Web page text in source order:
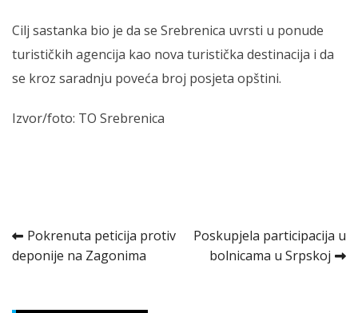
Cilj sastanka bio je da se Srebrenica uvrsti u ponude
turističkih agencija kao nova turistička destinacija i da
se kroz saradnju poveća broj posjeta opštini.
Izvor/foto: TO Srebrenica
Kretanje
članka
Pokrenuta peticija protiv
deponije na Zagonima
Poskupjela participacija u
bolnicama u Srpskoj